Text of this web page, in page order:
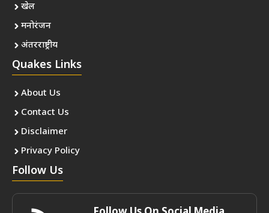
खेल
मनोरंजन
अंतरराष्ट्रीय
Quakes Links
About Us
Contact Us
Disclaimer
Privacy Policy
Follow Us